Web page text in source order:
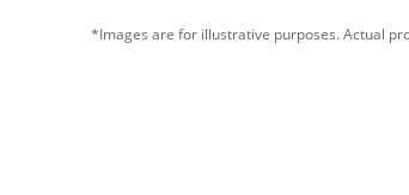
*Images are for illustrative purposes. Actual